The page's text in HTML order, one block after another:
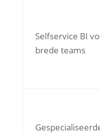
Selfservice BI
brede teams